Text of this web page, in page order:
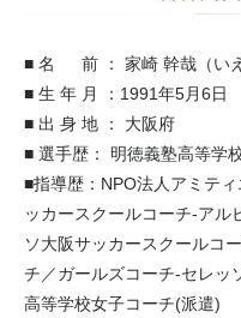
■ 名 前 ： 家崎 幹哉（いえ
■ 生 年 月 ：1991年5月6日
■ 出 身 地 ： 大阪府
■ 選手歴： 明徳義塾高等学
■指導歴：NPO法人アミテ
ッカースクールコーチ-アル
ソ大阪サッカースクールコ
チ／ガールズコーチ-セレッ
高等学校女子コーチ(派遣)